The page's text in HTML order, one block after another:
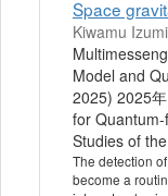
Space
Kiwamu Izumi
Model and
2025) 2025
for
Studies of
The detection
become a